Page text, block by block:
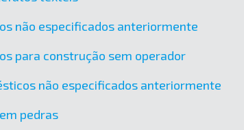
não especificados anteriormente
para construção sem operador
não especificados anteriormente
pedras